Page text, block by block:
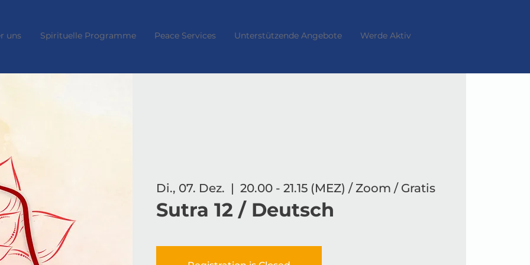
uns Spirituelle Programme Peace Services Unterstützende Angebote Werde Aktiv
Di., 07. Dez.
  |
20.00 - 21.15 (MEZ) / Zoom / Gratis
Sutra 12 / Deutsch